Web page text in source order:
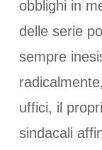
obblighi in
delle serie
sempre
uffici, il
sindacali